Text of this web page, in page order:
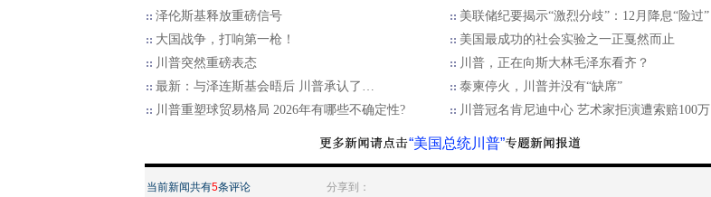
泽伦斯基释放重磅信号
美联储纪要揭示“激烈分歧”：12月降息“险过”
大国战争，打响第一枪！
美国最成功的社会实验之一正戛然而止
川普突然重磅表态
川普，正在向斯大林毛泽东看齐？
最新：与泽连斯基会晤后 川普承认了…
泰柬停火，川普并没有“缺席”
川普重塑球贸易格局 2026年有哪些不确定性?
川普冠名肯尼迪中心 艺术家拒演遭索赔100万
“美国总统川普”
当前新闻共有5条评论 分享到：